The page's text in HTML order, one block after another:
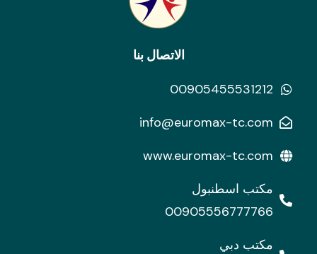
الاتصال بنا
00905455531212
info@euromax-tc.com
www.euromax-tc.com
مكتب اسطنبول
00905556777766
مكتب دبي